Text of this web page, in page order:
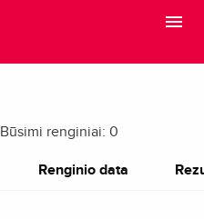
Būsimi renginiai: 0
Renginio data